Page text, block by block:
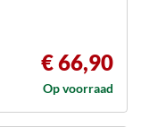
€ 66,90
Op voorraad